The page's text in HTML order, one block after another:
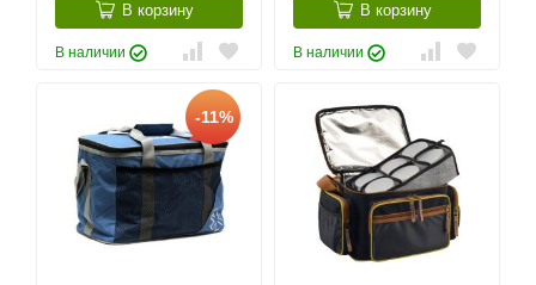
В корзину
В наличии
В корзину
В наличии
-11%